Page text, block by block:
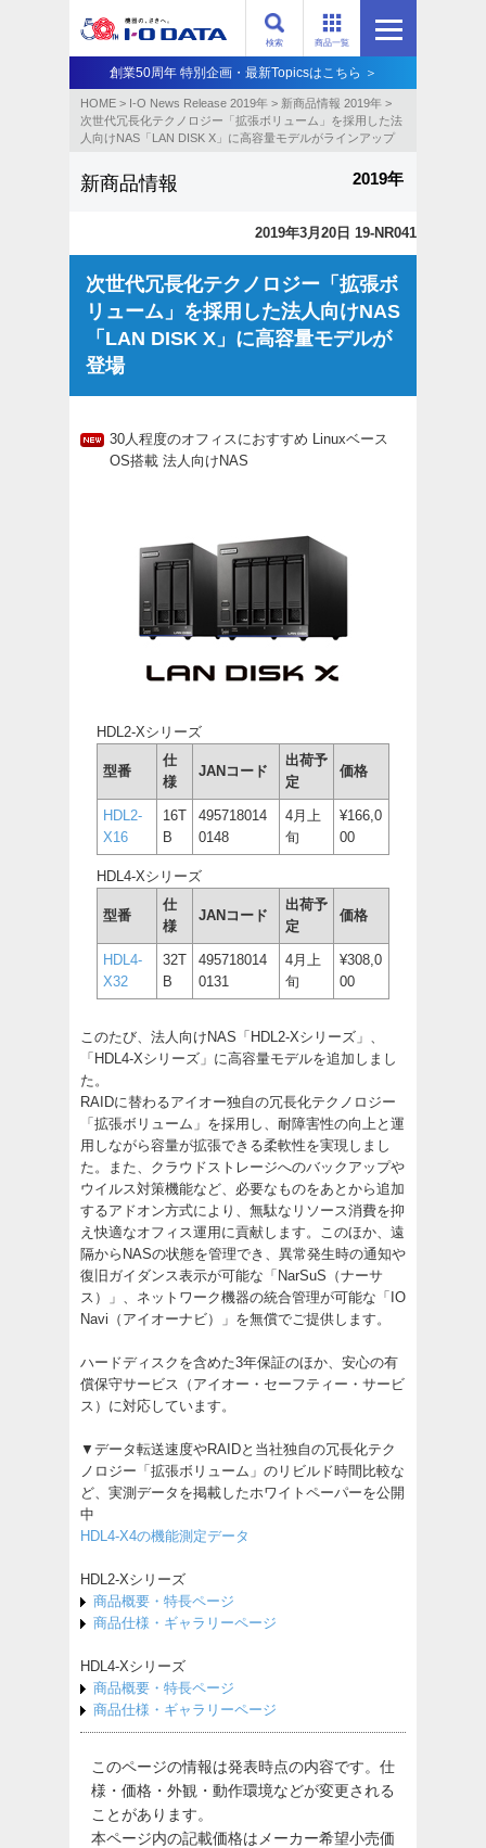
商品一覧
検索
創業50周年 特別企画・最新Topicsはこちら ＞
HOME > I-O News Release 2019年 > 新商品情報 2019年 >
次世代冗長化テクノロジー「拡張ボリューム」を採用した法
人向けNAS「LAN DISK X」に高容量モデルがラインアップ
新商品情報 2019年
2019年3月20日 19-NR041
次世代冗長化テクノロジー「拡張ボ
リューム」を採用した法人向けNAS
「LAN DISK X」に高容量モデルが
登場
30人程度のオフィスにおすすめ Linuxベース
OS搭載 法人向けNAS
HDL2-Xシリーズ
型番
仕
様
JANコード
出荷予
定
価格
HDL2-
X16
16T
B
495718014
0148
4月上
旬
¥166,0
00
HDL4-Xシリーズ
型番
仕
様
JANコード
出荷予
定
価格
HDL4-
X32
32T
B
495718014
0131
4月上
旬
¥308,0
00
このたび、法人向けNAS「HDL2-Xシリーズ」、
「HDL4-Xシリーズ」に高容量モデルを追加しまし
た。
RAIDに替わるアイオー独自の冗長化テクノロジー
「拡張ボリューム」を採用し、耐障害性の向上と運
用しながら容量が拡張できる柔軟性を実現しまし
た。また、クラウドストレージへのバックアップや
ウイルス対策機能など、必要なものをあとから追加
するアドオン方式により、無駄なリソース消費を抑
え快適なオフィス運用に貢献します。このほか、遠
隔からNASの状態を管理でき、異常発生時の通知や
復旧ガイダンス表示が可能な「NarSuS（ナーサ
ス）」、ネットワーク機器の統合管理が可能な「IO
Navi（アイオーナビ）」を無償でご提供します。
ハードディスクを含めた3年保証のほか、安心の有
償保守サービス（アイオー・セーフティー・サービ
ス）に対応しています。
▼データ転送速度やRAIDと当社独自の冗長化テク
ノロジー「拡張ボリューム」のリビルド時間比較な
ど、実測データを掲載したホワイトペーパーを公開
中
HDL4-X4の機能測定データ
HDL2-Xシリーズ
商品概要・特長ページ
商品仕様・ギャラリーページ
HDL4-Xシリーズ
商品概要・特長ページ
商品仕様・ギャラリーページ
このページの情報は発表時点の内容です。仕
様・価格・外観・動作環境などが変更される
ことがあります。
本ページ内の記載価格はメーカー希望小売価